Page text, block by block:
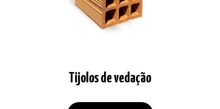
Tijolos de vedação